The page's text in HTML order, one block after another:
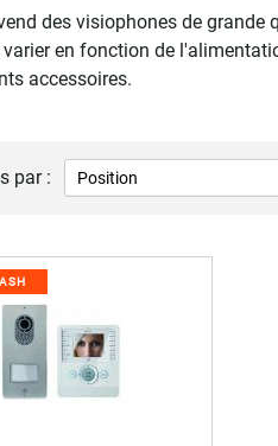
des visiophones de grande
en fonction de
accessoires.
par :